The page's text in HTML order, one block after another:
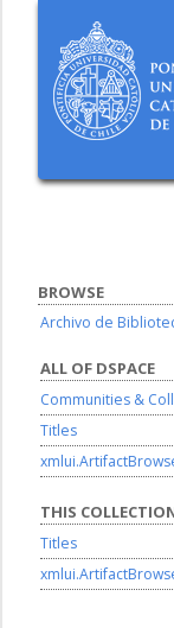
BROWSE
Archivo de
ALL OF DSPACE
Communities &
Titles
THIS
Titles